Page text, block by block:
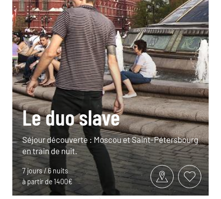
Le duo slave
Séjour découverte : Moscou et Saint-Pétersbourg
en train de nuit.
7 jours / 6 nuits
à partir de 1400€